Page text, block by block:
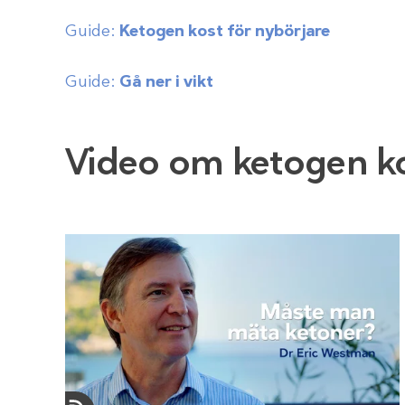
Guide: Ketogen kost för nybörjare
Guide: Gå ner i vikt
Video om ketogen